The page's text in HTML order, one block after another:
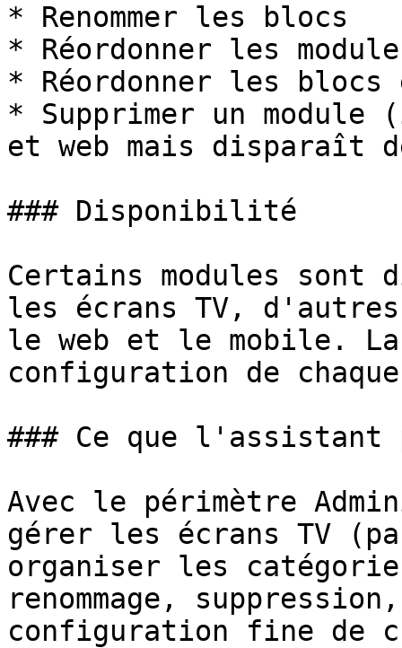
* Renommer les blocs
* Réordonner les
* Réordonner les blocs
* Supprimer un
et web mais disparaît
### Disponibilité
Certains modules sont
les écrans TV,
le web et le mobile.
configuration de
### Ce que
Avec le périmètre
gérer les écrans TV
organiser les
renommage,
configuration fine de